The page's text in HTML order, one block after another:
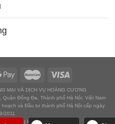
MẠI VÀ DỊCH VỤ HOÀNG CƯƠNG
Đống Đa, Thành phố Hà Nội, Việt Nam
và Đầu tư thành phố Hà Nội cấp ngày
2011
chờ đăng ký với Bộ công thương